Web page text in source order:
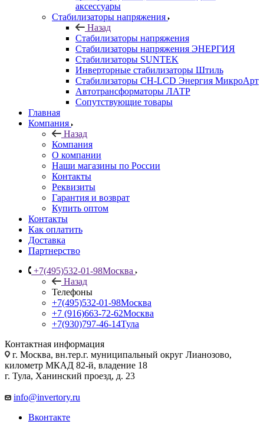
аксессуары
Стабилизаторы напряжения
Назад
Стабилизаторы напряжения
Стабилизаторы напряжения ЭНЕРГИЯ
Стабилизаторы SUNTEK
Инверторные стабилизаторы Штиль
Стабилизаторы СН-LCD Энepгия МикроАрт
Автотрансформаторы ЛАТР
Сопутствующие товары
Главная
Компания
Назад
Компания
О компании
Наши магазины по России
Контакты
Реквизиты
Гарантия и возврат
Купить оптом
Контакты
Как оплатить
Доставка
Партнерство
+7(495)532-01-98Москва
Назад
Телефоны
+7(495)532-01-98Москва
+7 (916)663-72-62Москва
+7(930)797-46-14Тула
Контактная информация
г. Москва, вн.тер.г. муниципальный округ Лианозово,
километр МКАД 82-й, владение 18
г. Тула, Ханинский проезд, д. 23
info@invertory.ru
Вконтакте